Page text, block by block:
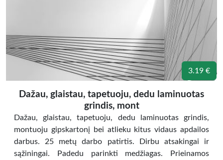
3.19 €
Dažau, glaistau, tapetuoju, dedu laminuotas
grindis, mont
Dažau, glaistau, tapetuoju, dedu laminuotas grindis,
montuoju gipskartonį bei atlieku kitus vidaus apdailos
darbus. 25 metų darbo patirtis. Dirbu atsakingai ir
sąžiningai. Padedu parinkti medžiagas. Prieinamos